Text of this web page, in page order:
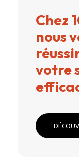
Chez
nous
votre